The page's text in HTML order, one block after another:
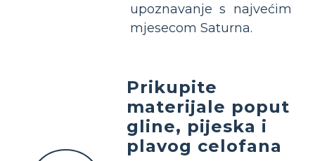
upoznavanje s najvećim
mjesecom Saturna.
Prikupite
materijale poput
gline, pijeska i
plavog celofana